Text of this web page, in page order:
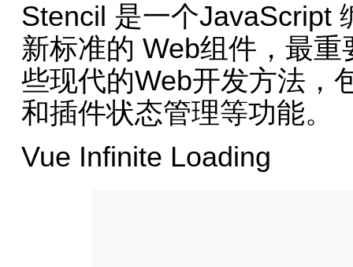
Stencil 是一个JavaScript
新标准的 Web组件，最
些现代的Web开发方法，
和插件状态管理等功能。
Vue Infinite Loading